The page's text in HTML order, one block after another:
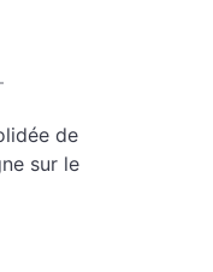
de
sur le